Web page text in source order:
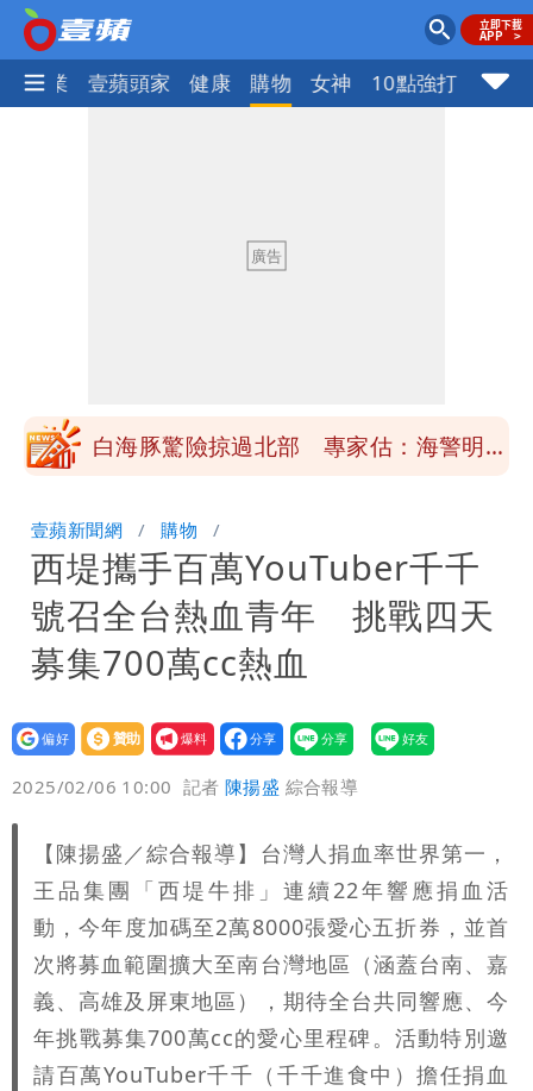
標企業 壹蘋頭家 健康 購物 女神 10點強打
「終於能交代」 捐500萬獎學金延續愛
白海豚颱風逼近！鄭明典示警「恐遇黑潮
砸重金再買一整桌卡盒
白海豚驚險掠過北部 專家估：海警明發
「終於能交代」 捐500萬獎學金延續愛
白海豚颱風逼近！鄭明典示警「恐遇黑潮
變強」 路徑分歧藏警訊：不利強度維持
壹蘋新聞網 購物
西堤攜手百萬YouTuber千千
號召全台熱血青年 挑戰四天
募集700萬cc熱血
設為
贊助
我要
爆料
2025/02/06 10:00 記者陳揚盛 綜合報導
【陳揚盛／綜合報導】台灣人捐血率世界第一，
王品集團「西堤牛排」連續22年響應捐血活
動，今年度加碼至2萬8000張愛心五折券，並首
次將募血範圍擴大至南台灣地區（涵蓋台南、嘉
義、高雄及屏東地區），期待全台共同響應、今
年挑戰募集700萬cc的愛心里程碑。活動特別邀
請百萬YouTuber千千（千千進食中）擔任捐血